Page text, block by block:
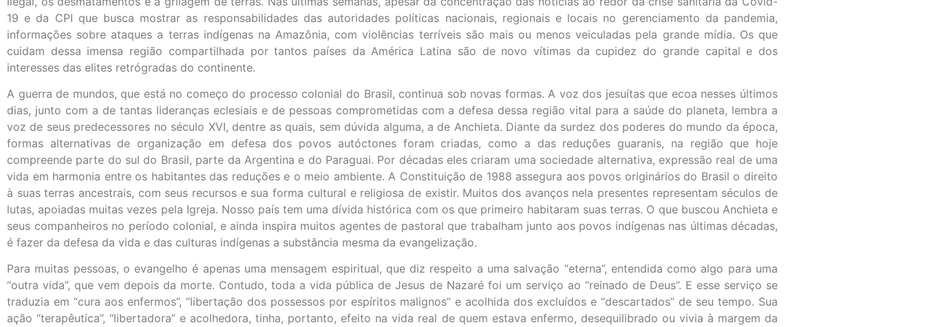
19 e da CPI que busca mostrar as responsabilidades das autoridades políticas nacionais, regionais e locais no gerenciamento da pandemia,
informações sobre ataques a terras indígenas na Amazônia, com violências terríveis são mais ou menos veiculadas pela grande mídia. Os que
cuidam dessa imensa região compartilhada por tantos países da América Latina são de novo vítimas da cupidez do grande capital e dos
interesses das elites retrógradas do continente.
A guerra de mundos, que está no começo do processo colonial do Brasil, continua sob novas formas. A voz dos jesuítas que ecoa nesses últimos
dias, junto com a de tantas lideranças eclesiais e de pessoas comprometidas com a defesa dessa região vital para a saúde do planeta, lembra a
voz de seus predecessores no século XVI, dentre as quais, sem dúvida alguma, a de Anchieta. Diante da surdez dos poderes do mundo da época,
formas alternativas de organização em defesa dos povos autóctones foram criadas, como a das reduções guaranis, na região que hoje
compreende parte do sul do Brasil, parte da Argentina e do Paraguai. Por décadas eles criaram uma sociedade alternativa, expressão real de uma
vida em harmonia entre os habitantes das reduções e o meio ambiente. A Constituição de 1988 assegura aos povos originários do Brasil o direito
à suas terras ancestrais, com seus recursos e sua forma cultural e religiosa de existir. Muitos dos avanços nela presentes representam séculos de
lutas, apoiadas muitas vezes pela Igreja. Nosso país tem uma dívida histórica com os que primeiro habitaram suas terras. O que buscou Anchieta e
seus companheiros no período colonial, e ainda inspira muitos agentes de pastoral que trabalham junto aos povos indígenas nas últimas décadas,
é fazer da defesa da vida e das culturas indígenas a substância mesma da evangelização.
Para muitas pessoas, o evangelho é apenas uma mensagem espiritual, que diz respeito a uma salvação “eterna”, entendida como algo para uma
“outra vida”, que vem depois da morte. Contudo, toda a vida pública de Jesus de Nazaré foi um serviço ao “reinado de Deus”. E esse serviço se
traduzia em “cura aos enfermos”, “libertação dos possessos por espíritos malignos” e acolhida dos excluídos e “descartados” de seu tempo. Sua
ação “terapêutica”, “libertadora” e acolhedora, tinha, portanto, efeito na vida real de quem estava enfermo, desequilibrado ou vivia à margem da